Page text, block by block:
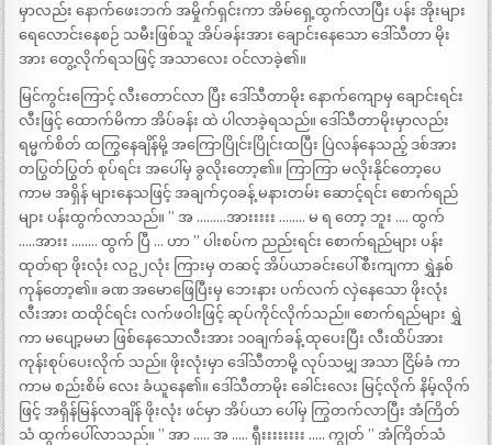
မှာလည်း နောက်ဖေးဘက် အမှိုက်ရှင်းကာ အိမ်ရှေ့ထွက်လာပြီး ပန်း အိုးများ
ရေလောင်းနေစဉ် သမီးဖြစ်သူ အိပ်ခန်းအား ချောင်းနေသော ဒေါ်သီတာ မိုး
အား တွေ့လိုက်ရသဖြင့် အသာလေး ဝင်လာခဲ့၏။
မြင်ကွင်းကြောင့် လီးတောင်လာ ပြီး ဒေါ်သီတာမိုး နောက်ကျောမှ ချောင်းရင်း
လီးဖြင့် ထောက်မိကာ အိပ်ခန်း ထဲ ပါလာခဲ့ရသည်။ ဒေါ်သီတာမိုးမှာလည်း
ရမ္မက်စိတ် ထကြွနေချိန်မို့ အကြောပြိုင်းပြိုင်းထပြီး ပြဲလန်နေသည့် ဒစ်အား
တပြွတ်ပြွတ် စုပ်ရင်း အပေါ်မှ ခွလိုးတော့၏။ ကြာကြာ မလိုးနိုင်တော့ပေ
ကာမ အရှိန် များနေသဖြင့် အချက်၄၀ခန့် မနားတမ်း ဆောင့်ရင်း စောက်ရည်
များ ပန်းထွက်လာသည်။ ” အ ………အားးးးး …….. မ ရ တော့ ဘူး …. ထွက်
…..အားး …….. ထွက် ပြီ … ဟာ ” ပါးစပ်က ညည်းရင်း စောက်ရည်များ ပန်း
ထုတ်ရာ ဖိုးလုံး လဥ၂လုံး ကြားမှ တဆင့် အိပ်ယာခင်းပေါ် စီးကျကာ ရွှဲနှစ်
ကုန်တော့၏။ ခဏ အမောဖြေပြီးမှ ဘေးနား ပက်လက် လှဲနေသော ဖိုးလုံး
လီးအား ထထိုင်ရင်း လက်ဖဝါးဖြင့် ဆုပ်ကိုင်လိုက်သည်။ စောက်ရည်များ ရွှဲ
ကာ မပျော့မမာ ဖြစ်နေသောလီးအား ၁၀ချက်ခန့် ထုပေးပြီး လီးထိပ်အား
ကုန်းစုပ်ပေးလိုက် သည်။ ဖိုးလုံးမှာ ဒေါ်သီတာမို့ လုပ်သမျှ အသာ ငြိမ်ခံ ကာ
ကာမ စည်းစိမ် လေး ခံယူနေ၏။ ဒေါ်သီတာမိုး ခေါင်းလေး မြင့်လိုက် နိမ့်လိုက်
ဖြင့် အရှိန်မြန်လာချိန် ဖိုးလုံး ဖင်မှာ အိပ်ယာ ပေါ်မှ ကြွတက်လာပြီး အံကြိတ်
သံ ထွက်ပေါ်လာသည်။ ” အာ ….. အ ….. ရှီးးးးးးးး ….. ကျွတ် ” အံကြိတ်သံ